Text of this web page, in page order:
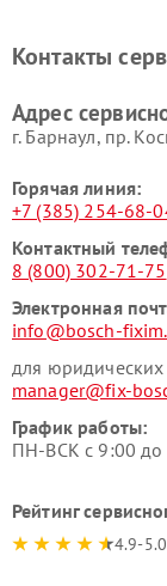
Ремонт
Контакты
Адрес
г. Барнаул, ​пр.
Горячая линия:
+7 (385) 254-68-
Контактный
8 (800) 302-71-75
Электронная
info@bosch-
для
manager@fix-
График работы:
ПН-ВСК с 9:00 до
Рейтинг
4.9-5.0